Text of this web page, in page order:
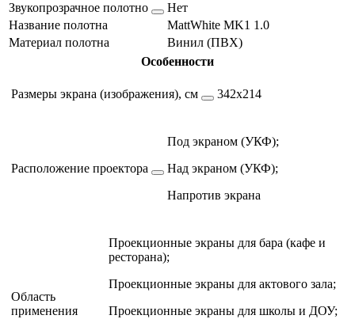
Звукопрозрачное полотно
Нет
Название полотна
MattWhite MK1 1.0
Материал полотна
Винил (ПВХ)
Особенности
Размеры экрана (изображения), см 342х214
Расположение проектора
Под экраном (УКФ);
Над экраном (УКФ);
Напротив экрана
Область
применения
Проекционные экраны для бара (кафе и
ресторана);
Проекционные экраны для актового зала;
Проекционные экраны для школы и ДОУ;